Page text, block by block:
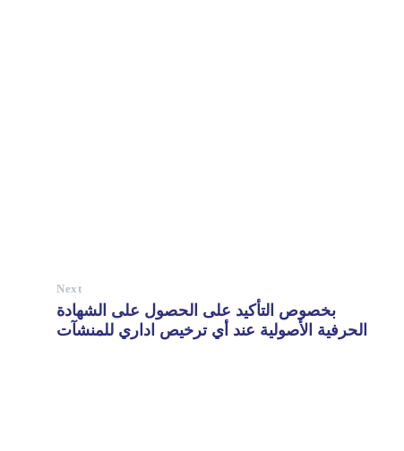
Next
بخصوص التأكيد على الحصول على الشهادة
الحرفية الأصولية عند أي ترخيص اداري للمنشآت